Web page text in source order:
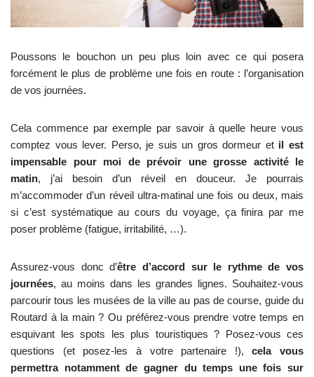
Poussons le bouchon un peu plus loin avec ce qui posera
forcément le plus de problème une fois en route : l’organisation
de vos journées.
Cela commence par exemple par savoir à quelle heure vous
comptez vous lever. Perso, je suis un gros dormeur et il est
impensable pour moi de prévoir une grosse activité le
matin, j’ai besoin d’un réveil en douceur. Je pourrais
m’accommoder d’un réveil ultra-matinal une fois ou deux, mais
si c’est systématique au cours du voyage, ça finira par me
poser problème (fatigue, irritabilité, …).
Assurez-vous donc d’être d’accord sur le rythme de vos
journées, au moins dans les grandes lignes. Souhaitez-vous
parcourir tous les musées de la ville au pas de course, guide du
Routard à la main ? Ou préférez-vous prendre votre temps en
esquivant les spots les plus touristiques ? Posez-vous ces
questions (et posez-les à votre partenaire !),cela vous
permettra notamment de gagner du temps une fois sur